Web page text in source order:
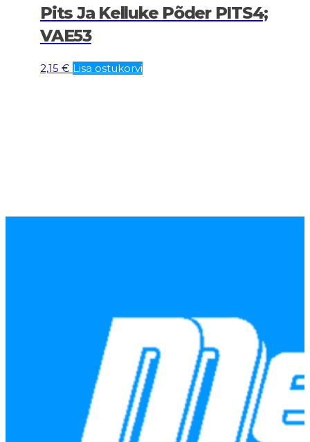
Pits Ja Kelluke Põder PITS4;
VAE53
2,15 € Lisa ostukorvi